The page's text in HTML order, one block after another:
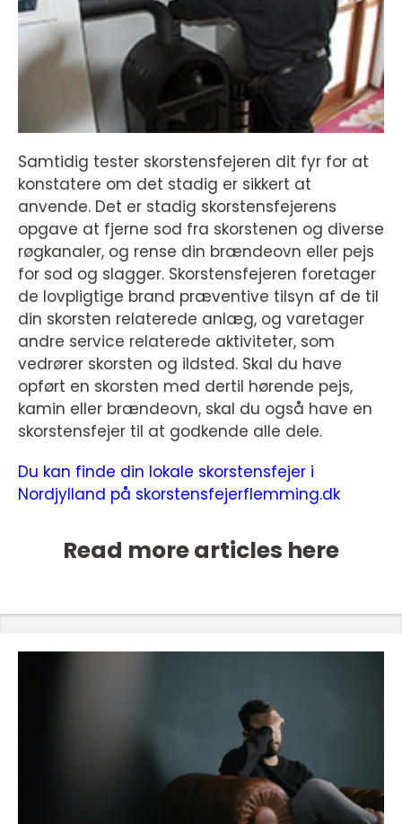
Samtidig tester skorstensfejeren dit fyr for at
konstatere om det stadig er sikkert at
anvende. Det er stadig skorstensfejerens
opgave at fjerne sod fra skorstenen og diverse
røgkanaler, og rense din brændeovn eller pejs
for sod og slagger. Skorstensfejeren foretager
de lovpligtige brand præventive tilsyn af de til
din skorsten relaterede anlæg, og varetager
andre service relaterede aktiviteter, som
vedrører skorsten og ildsted. Skal du have
opført en skorsten med dertil hørende pejs,
kamin eller brændeovn, skal du også have en
skorstensfejer til at godkende alle dele.
Du kan finde din lokale skorstensfejer i
Nordjylland på skorstensfejerflemming.dk
Read more articles here